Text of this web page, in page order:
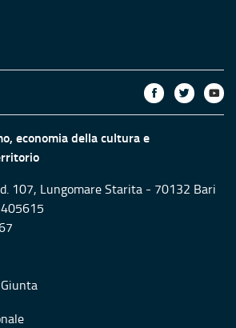
economia della cultura e
107, Lungomare Starita - 70132 Bari